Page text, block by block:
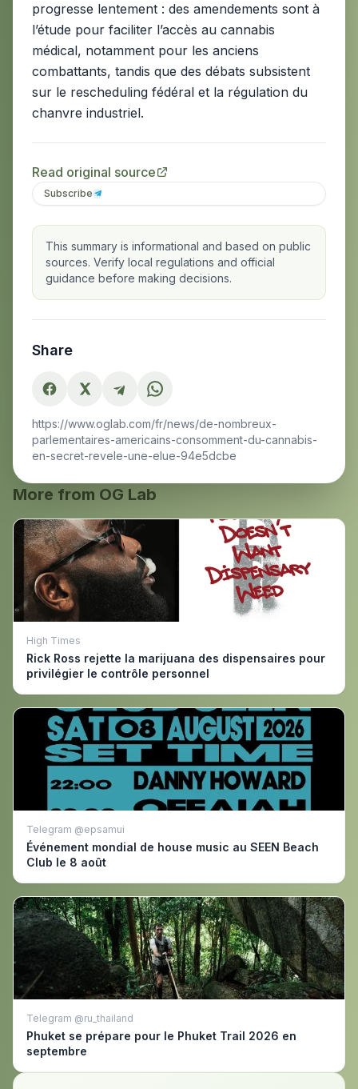
progresse lentement : des amendements sont à
l’étude pour faciliter l’accès au cannabis
médical, notamment pour les anciens
combattants, tandis que des débats subsistent
sur le rescheduling fédéral et la régulation du
chanvre industriel.
Read original source
Subscribe
This summary is informational and based on public
sources. Verify local regulations and official
guidance before making decisions.
Share
https://www.oglab.com/fr/news/de-nombreux-
parlementaires-americains-consomment-du-cannabis-
en-secret-revele-une-elue-94e5dcbe
More from OG Lab
High Times
Rick Ross rejette la marijuana des dispensaires pour
privilégier le contrôle personnel
Telegram @epsamui
Événement mondial de house music au SEEN Beach
Club le 8 août
Telegram @ru_thailand
Phuket se prépare pour le Phuket Trail 2026 en
septembre